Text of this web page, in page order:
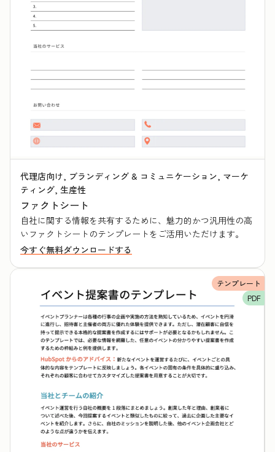
代理店向け, ブランディング & コミュニケーション, マーケ
ティング, 生産性
ファクトシート
自社に関する情報を共有するために、魅力的かつ汎用性の高
いファクトシートのテンプレートをご活用いただけます。
今すぐ無料ダウンロードする
テンプレート
PDF